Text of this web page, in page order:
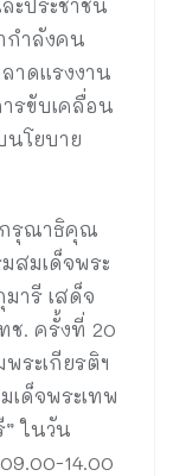
ะประชาชน
กำลังคน
าดแรงงาน
รขับเคลื่อน
นโยบาย
กรุณาธิคุณ
สมเด็จพระ
ารี เสด็จ
ช. ครั้งที่ 20
ระเกียรติฯ
เด็จพระเทพ
ในวัน
14.00